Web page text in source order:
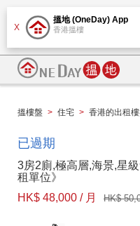
X
搵地 (OneDay) App
香港搵樓
搵樓盤 > 住宅 > 香港的出租
已過期
3房2廁,極高層,海景,星
租單位》
HK$ 48,000 / 月
HK$